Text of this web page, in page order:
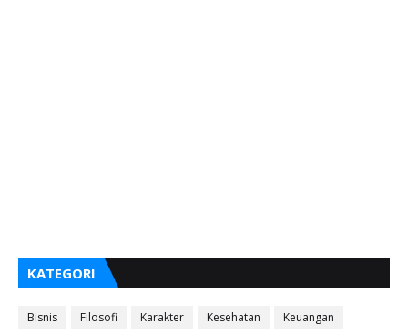
KATEGORI
Bisnis Filosofi Karakter Kesehatan
Keuangan